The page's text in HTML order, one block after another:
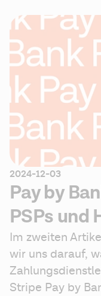
2024-12-03
Pay by
PSPs und
Im zweiten
wir uns darauf,
Stripe Pay by